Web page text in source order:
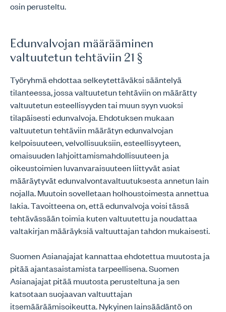
osin perusteltu.
Edunvalvojan määrääminen
valtuutetun tehtäviin 21 §
Työryhmä ehdottaa selkeytettäväksi sääntelyä
tilanteessa, jossa valtuutetun tehtäviin on määrätty
valtuutetun esteellisyyden tai muun syyn vuoksi
tilapäisesti edunvalvoja. Ehdotuksen mukaan
valtuutetun tehtäviin määrätyn edunvalvojan
kelpoisuuteen, velvollisuuksiin, esteellisyyteen,
omaisuuden lahjoittamismahdollisuuteen ja
oikeustoimien luvanvaraisuuteen liittyvät asiat
määräytyvät edunvalvontavaltuutuksesta annetun lain
nojalla. Muutoin sovelletaan holhoustoimesta annettua
lakia. Tavoitteena on, että edunvalvoja voisi tässä
tehtävässään toimia kuten valtuutettu ja noudattaa
valtakirjan määräyksiä valtuuttajan tahdon mukaisesti.
Suomen Asianajajat kannattaa ehdotettua muutosta ja
pitää ajantasaistamista tarpeellisena. Suomen
Asianajajat pitää muutosta perusteltuna ja sen
katsotaan suojaavan valtuuttajan
itsemääräämisoikeutta. Nykyinen lainsäädäntö on